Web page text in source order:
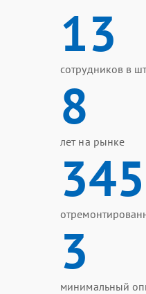
13
сотрудников в
8
лет на рынке
3
минимальный